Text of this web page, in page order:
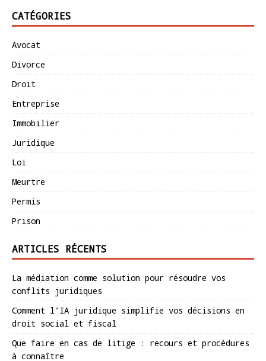
CATÉGORIES
Avocat
Divorce
Droit
Entreprise
Immobilier
Juridique
Loi
Meurtre
Permis
Prison
ARTICLES RÉCENTS
La médiation comme solution pour résoudre vos
conflits juridiques
Comment l’IA juridique simplifie vos décisions en
droit social et fiscal
Que faire en cas de litige : recours et procédures
à connaître